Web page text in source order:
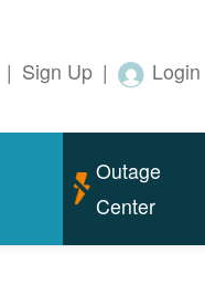
| Sign Up | Login
Outage
Center